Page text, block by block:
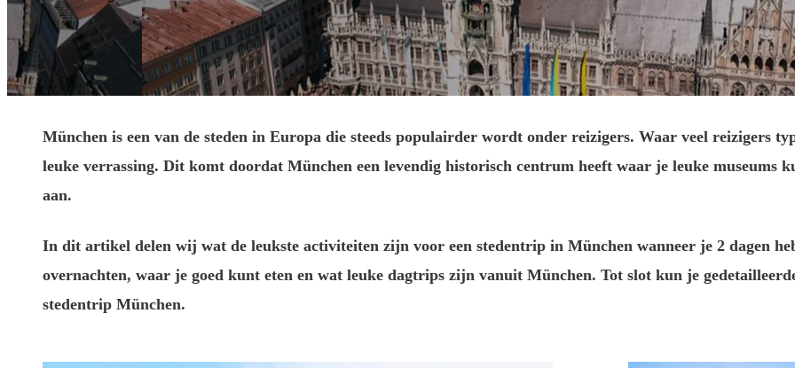
München is een van de steden in Europa die steeds populairder wordt onder reizigers. Waar veel reizigers
leuke verrassing. Dit komt doordat München een levendig historisch centrum heeft waar je leuke museums
aan.
In dit artikel delen wij wat de leukste activiteiten zijn voor een stedentrip in München wanneer je 2 dagen
overnachten, waar je goed kunt eten en wat leuke dagtrips zijn vanuit München. Tot slot kun je
stedentrip München.